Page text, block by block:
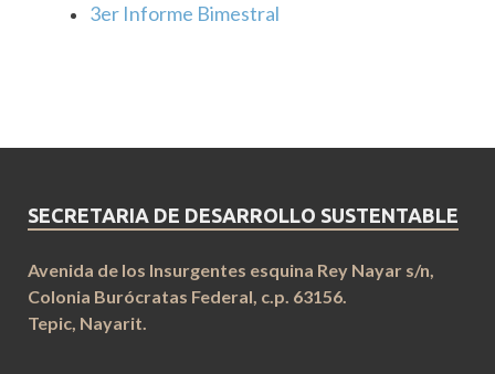
3er Informe Bimestral
SECRETARIA DE DESARROLLO SUSTENTABLE
Avenida de los Insurgentes esquina Rey Nayar s/n,
Colonia Burócratas Federal, c.p. 63156.
Tepic, Nayarit.